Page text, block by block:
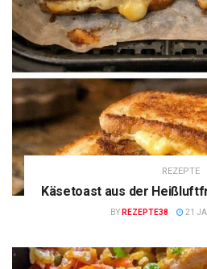
REZEPTE
Käsetoast aus der
BY REZEPTE38 21